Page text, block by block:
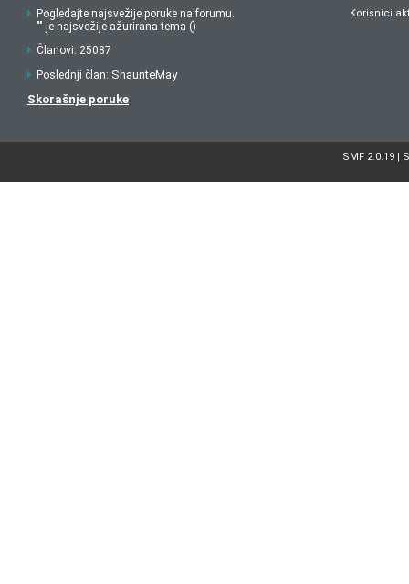
Pogledajte najsvežije poruke na forumu.
"" je najsvežije ažurirana tema ()
Članovi: 25087
Poslednji član: ShaunteMay
Skorašnje poruke
Korisnici
SMF 2.0.19|